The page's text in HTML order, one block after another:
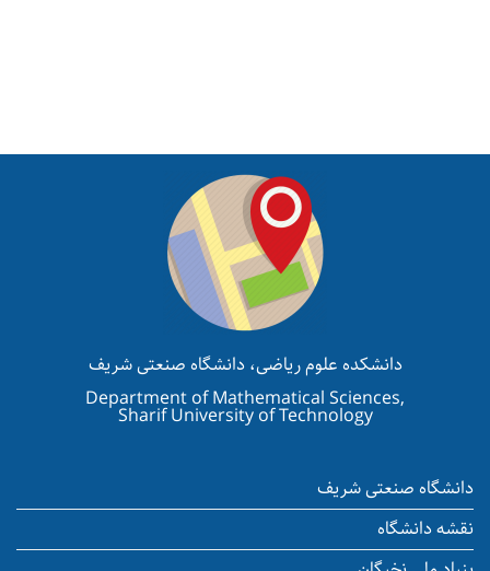
دانشکده علوم ریاضی، دانشگاه صنعتی شریف
Department of Mathematical Sciences,
Sharif University of Technology
دانشگاه صنعتی شریف
نقشه دانشگاه